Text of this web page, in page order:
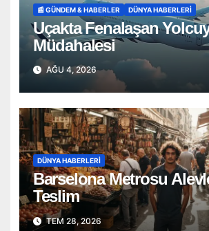
📰 GÜNDEM & HABERLER DÜNYA HABERLERI
Uçakta Fenalaşan
Müdahalesi
AĞU 4, 2026
DÜNYA HABERLERI
Barselona Metrosu
Teslim
TEM 28, 2026